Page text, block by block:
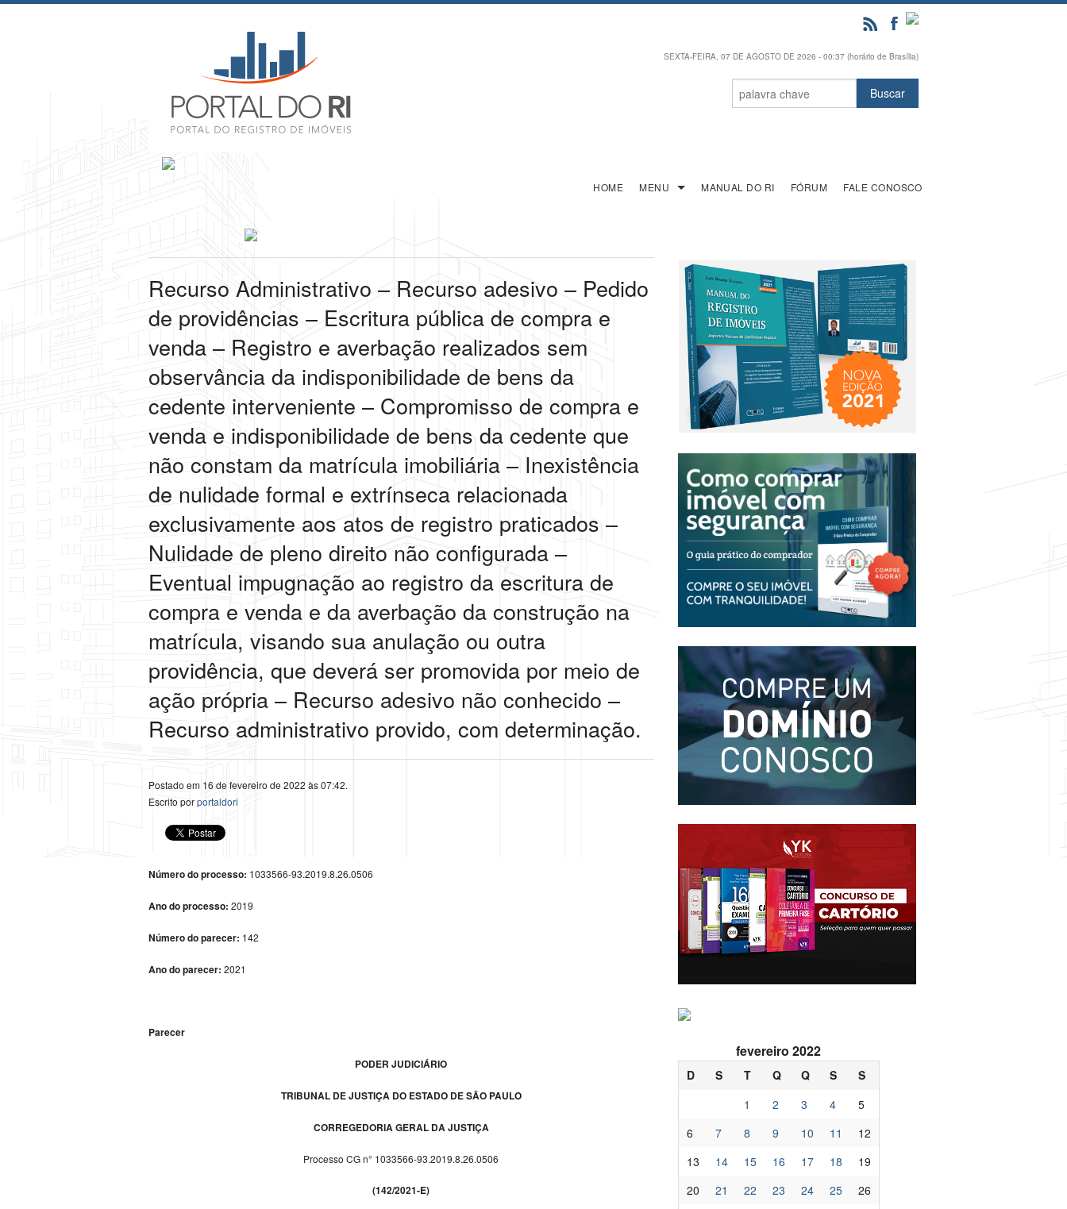
SEXTA-FEIRA, 07 DE AGOSTO DE 2026 - 00:37 (horário de Brasília)
HOME MENU MANUAL DO RI FÓRUM FALE CONOSCO
Recurso Administrativo – Recurso adesivo – Pedido
de providências – Escritura pública de compra e
venda – Registro e averbação realizados sem
observância da indisponibilidade de bens da
cedente interveniente – Compromisso de compra e
venda e indisponibilidade de bens da cedente que
não constam da matrícula imobiliária – Inexistência
de nulidade formal e extrínseca relacionada
exclusivamente aos atos de registro praticados –
Nulidade de pleno direito não configurada –
Eventual impugnação ao registro da escritura de
compra e venda e da averbação da construção na
matrícula, visando sua anulação ou outra
providência, que deverá ser promovida por meio de
ação própria – Recurso adesivo não conhecido –
Recurso administrativo provido, com determinação.
Postado em 16 de fevereiro de 2022 às 07:42.
Escrito porportaldori
Número do processo: 1033566-93.2019.8.26.0506
Ano do processo: 2019
Número do parecer: 142
Ano do parecer: 2021
Parecer
PODER JUDICIÁRIO
TRIBUNAL DE JUSTIÇA DO ESTADO DE SÃO PAULO
CORREGEDORIA GERAL DA JUSTIÇA
Processo CG n° 1033566-93.2019.8.26.0506
(142/2021-E)
fevereiro 2022
D S T Q Q S
S
1
2 3 4
5
6
7 8 9 10 11
12
13
14 15 16 17 18
19
20
21 22 23 24 25
26